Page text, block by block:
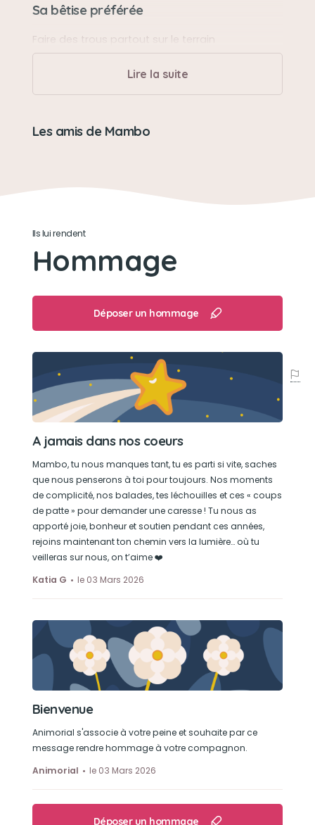
Sa bêtise préférée
Faire des trous partout sur le terrain
Faire de belles balades et manger des
friandises.
Lire la suite
Les amis de Mambo
Ils lui rendent
Hommage
Déposer un hommage
A jamais dans nos coeurs
Mambo, tu nous manques tant, tu es parti si vite, saches
que nous penserons à toi pour toujours. Nos moments
de complicité, nos balades, tes léchouilles et ces « coups
de patte » pour demander une caresse ! Tu nous as
apporté joie, bonheur et soutien pendant ces années,
rejoins maintenant ton chemin vers la lumière… où tu
veilleras sur nous, on t’aime ❤️
Katia G
le 03 Mars 2026
Bienvenue
Animorial s'associe à votre peine et souhaite par ce
message rendre hommage à votre compagnon.
Animorial
le 03 Mars 2026
Déposer un hommage